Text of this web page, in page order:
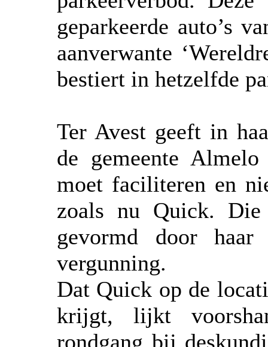
geparkeerde auto’s
aanverwante
bestiert in hetzelfde
Ter Avest geeft in
de gemeente
moet faciliteren en
zoals nu Quick.
gevormd door
vergunning.
Dat Quick op de
krijgt, lijkt
rondgang bij